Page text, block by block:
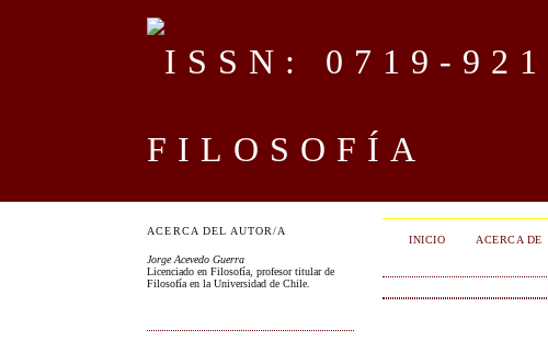
FILOSOFÍA
ACERCA DEL AUTOR/A
Jorge Acevedo Guerra
Licenciado en Filosofía, profesor titular de
Filosofía en la Universidad de Chile.
INICIO ACERCA DE